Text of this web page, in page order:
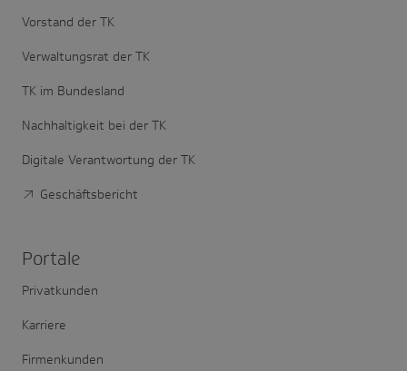
Vorstand der TK
Verwaltungsrat der TK
TK im Bundesland
Nachhaltigkeit bei der TK
Digitale Verantwortung der TK
Geschäftsbericht
Portale
Privatkunden
Karriere
Firmenkunden